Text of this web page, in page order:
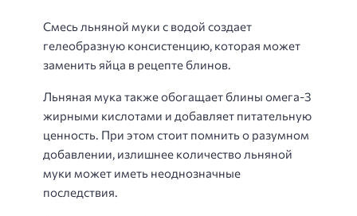
Смесь льняной муки с водой создает
гелеобразную консистенцию, которая может
заменить яйца в рецепте блинов.
Льняная мука также обогащает блины омега-3
жирными кислотами и добавляет питательную
ценность. При этом стоит помнить о разумном
добавлении, излишнее количество льняной
муки может иметь неоднозначные
последствия.